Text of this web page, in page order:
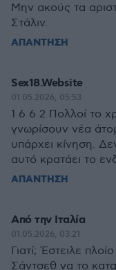
Μην ακούς τα
Στάλιν.
ΑΠΑΝΤΗΣΗ
Sex18.Website
01.05.2026, 05:53
1 6 6 2 Πολλοί το
γνωρίσουν νέα
υπάρχει κίνηση.
αυτό κρατάει το
ΑΠΑΝΤΗΣΗ
Από την Ιταλία
01.05.2026, 03:21
Γιατί; Έστειλε
Σάντσεθ να το